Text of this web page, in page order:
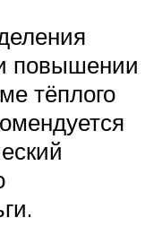
повышении
тёплого